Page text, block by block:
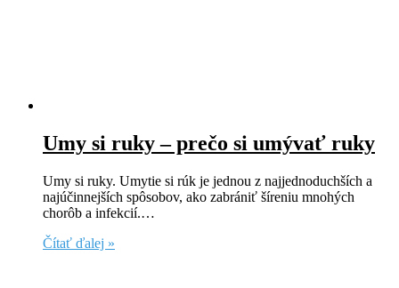
Umy si ruky – prečo si umývať ruky
Umy si ruky. Umytie si rúk je jednou z najjednoduchších a
najúčinnejších spôsobov, ako zabrániť šíreniu mnohých
chorôb a infekcií.…
Čítať ďalej »